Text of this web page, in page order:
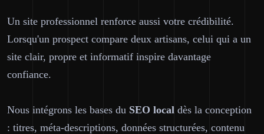
Un site professionnel renforce aussi votre crédibilité.
Lorsqu'un prospect compare deux artisans, celui qui a un
site clair, propre et informatif inspire davantage
confiance.
Nous intégrons les bases du SEO local dès la conception
: titres, méta-descriptions, données structurées, contenu